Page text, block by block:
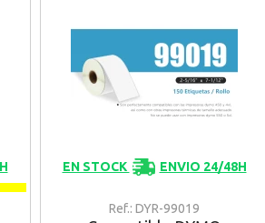
EN STOCK ENVIO 24/48H
Ref.: DYR-99019